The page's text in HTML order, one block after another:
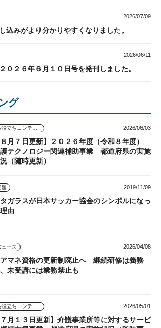
2026/07/09
込みがより分かりやすくなりました。
2026/06/11
０２６年６月１０日号を発刊しました。
グ
お役立ちコンテンツ 2026/06/03
８月７日更新】２０２６年度（令和８年度）
テクノロジー関連補助事業 都道府県の実施
（随時更新）
題 2019/11/09
ガラスが日本サッカー協会のシンボルになっ
由
ュース 2026/04/08
マネ資格の更新制廃止へ 継続研修は義務
未受講には業務禁止も
お役立ちコンテンツ 2026/05/01
７月１３日更新】介護事業所等に対するサービ